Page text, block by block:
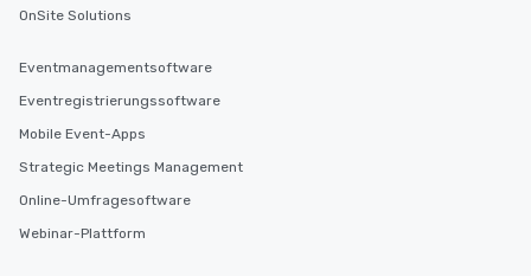
OnSite Solutions
Eventmanagementsoftware
Eventregistrierungssoftware
Mobile Event-Apps
Strategic Meetings Management
Online-Umfragesoftware
Webinar-Plattform